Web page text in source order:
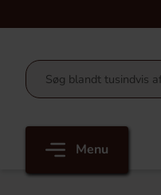
Menu